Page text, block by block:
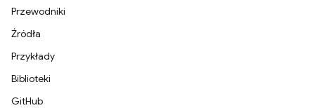
Przewodniki
Źródła
Przykłady
Biblioteki
GitHub